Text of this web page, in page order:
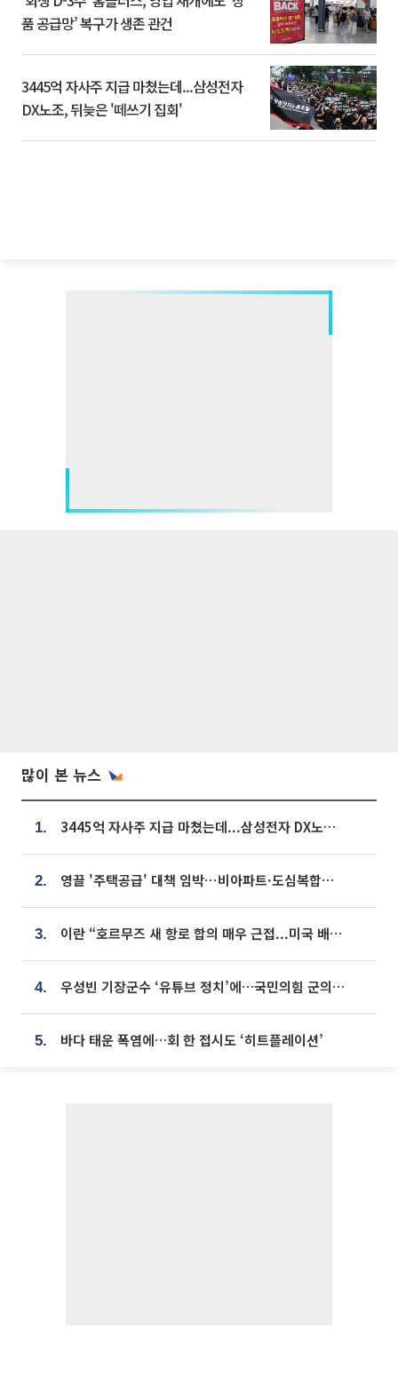
품 공급망’ 복구가 생존 관건
3445억 자사주 지급 마쳤는데...삼성전자
DX노조, 뒤늦은 '떼쓰기 집회'
많이 본 뉴스
1. 3445억 자사주 지급 마쳤는데...삼성전자 DX노조, 뒤늦은 '떼쓰기 집회'
2. 영끌 '주택공급' 대책 임박⋯비아파트·도심복합까지 총동원
3. 이란 “호르무즈 새 항로 합의 매우 근접...미국 배상 먼저”
4. 우성빈 기장군수 ‘유튜브 정치’에…국민의힘 군의원들 집단 반발
5. 바다 태운 폭염에…회 한 접시도 ‘히트플레이션’